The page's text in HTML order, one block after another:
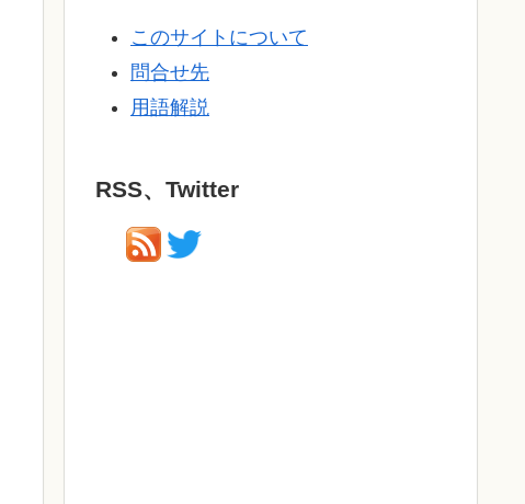
このサイトについて
問合せ先
用語解説
RSS、Twitter